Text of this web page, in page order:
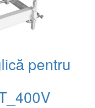
pentru